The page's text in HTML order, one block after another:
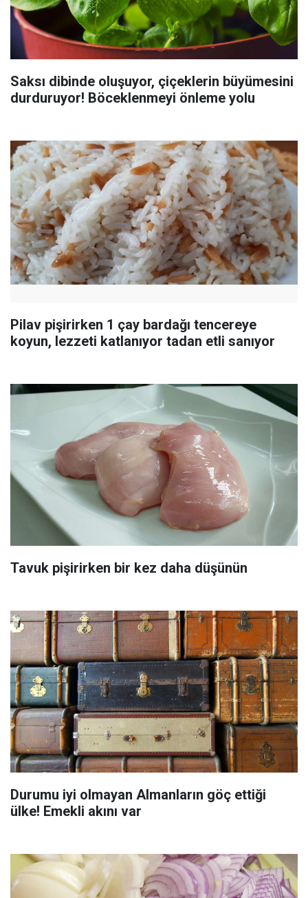
Saksı dibinde oluşuyor, çiçeklerin büyümesini
durduruyor! Böceklenmeyi önleme yolu
Pilav pişirirken 1 çay bardağı tencereye
koyun, lezzeti katlanıyor tadan etli sanıyor
Tavuk pişirirken bir kez daha düşünün
Durumu iyi olmayan Almanların göç ettiği
ülke! Emekli akını var